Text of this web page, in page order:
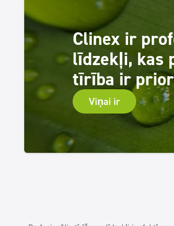
Clinex ir
līdzekļi, kas
tīrība ir
Viņai ir